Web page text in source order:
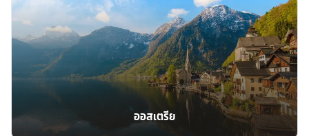
ออสเตรีย